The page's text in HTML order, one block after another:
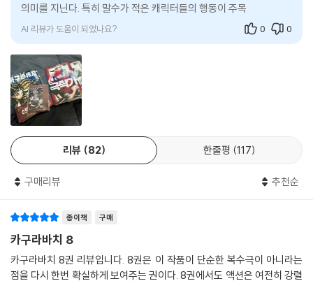
의미를 지닌다. 특히 말수가 적은 캐릭터들의 행동이 주목받으며, 분
노와 긴장감이 앞으로의 이야기
AI 리뷰가 도움이 되었나요? 0 0
리뷰 82
카구라바치 8
카구라바치 8권 리뷰입니다. 8권은 이 작품이 단순한 복수극이 아니라는